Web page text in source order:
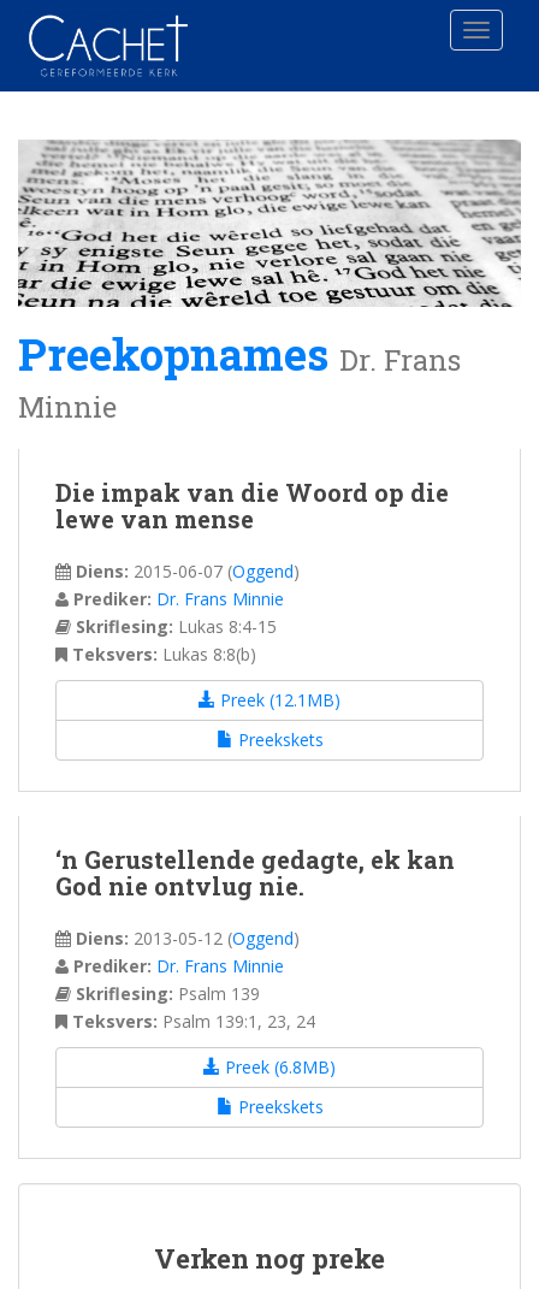
Toggle
Preekopnames Dr. Frans
Minnie
Die impak van die Woord op die
lewe van mense
Diens: 2015-06-07 (Oggend)
Prediker: Dr. Frans Minnie
Skriflesing: Lukas 8:4-15
Teksvers: Lukas 8:8(b)
Preek (12.1MB)
Preekskets
‘n Gerustellende gedagte, ek kan
God nie ontvlug nie.
Diens: 2013-05-12 (Oggend)
Prediker: Dr. Frans Minnie
Skriflesing: Psalm 139
Teksvers: Psalm 139:1, 23, 24
Preek (6.8MB)
Preekskets
Verken nog preke